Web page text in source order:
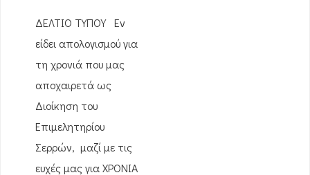
ΔΕΛΤΙΟ ΤΥΠΟΥ Εν
είδει απολογισμού για
τη χρονιά που μας
αποχαιρετά ως
Διοίκηση του
Επιμελητηρίου
Σερρών, μαζί με τις
ευχές μας για ΧΡΟΝΙΑ